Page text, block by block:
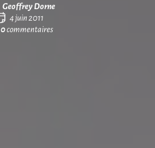
Geoffrey Dorne
4 juin 2011
0commentaires